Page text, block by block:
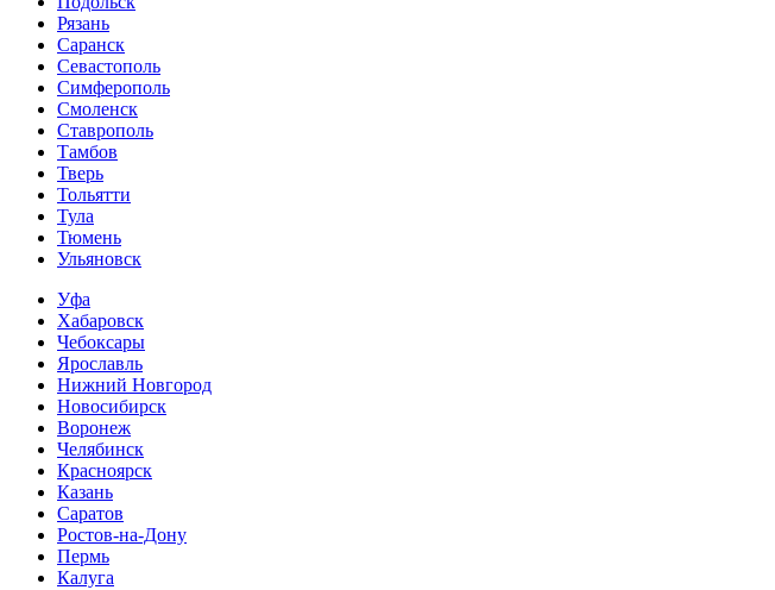
Рязань
Саранск
Севастополь
Симферополь
Смоленск
Ставрополь
Тамбов
Тверь
Тольятти
Тула
Тюмень
Ульяновск
Уфа
Хабаровск
Чебоксары
Ярославль
Нижний Новгород
Новосибирск
Воронеж
Челябинск
Красноярск
Казань
Саратов
Ростов-на-Дону
Пермь
Калуга